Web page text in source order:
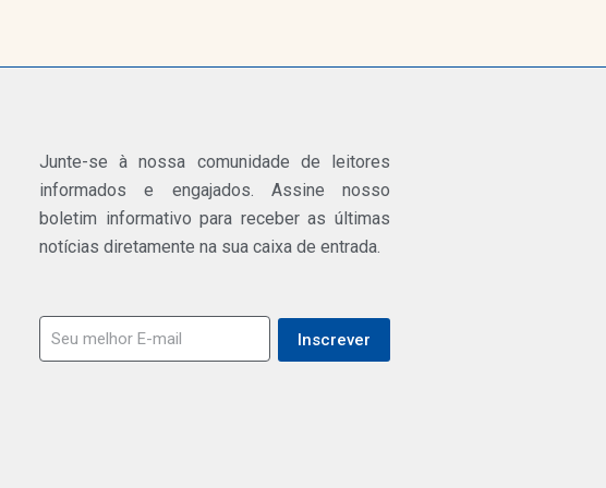
Junte-se à nossa comunidade de leitores
informados e engajados. Assine nosso
boletim informativo para receber as últimas
notícias diretamente na sua caixa de entrada.
Inscrever